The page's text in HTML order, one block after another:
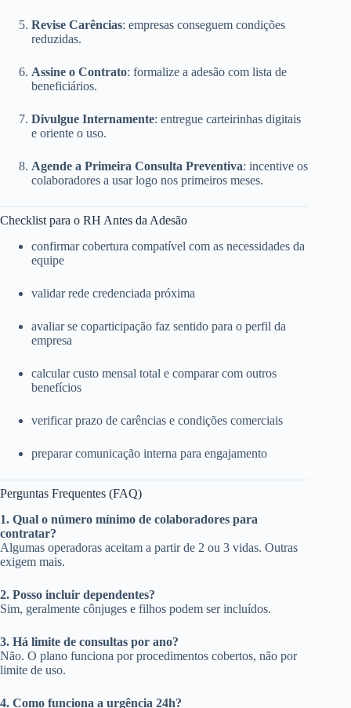
Revise Carências: empresas conseguem condições
reduzidas.
Assine o Contrato: formalize a adesão com lista de
beneficiários.
Divulgue Internamente: entregue carteirinhas digitais
e oriente o uso.
Agende a Primeira Consulta Preventiva: incentive os
colaboradores a usar logo nos primeiros meses.
Checklist para o RH Antes da Adesão
confirmar cobertura compatível com as necessidades da
equipe
validar rede credenciada próxima
avaliar se coparticipação faz sentido para o perfil da
empresa
calcular custo mensal total e comparar com outros
benefícios
verificar prazo de carências e condições comerciais
preparar comunicação interna para engajamento
Perguntas Frequentes (FAQ)
1. Qual o número mínimo de colaboradores para
contratar?
Algumas operadoras aceitam a partir de 2 ou 3 vidas. Outras
exigem mais.
2. Posso incluir dependentes?
Sim, geralmente cônjuges e filhos podem ser incluídos.
3. Há limite de consultas por ano?
Não. O plano funciona por procedimentos cobertos, não por
limite de uso.
4. Como funciona a urgência 24h?